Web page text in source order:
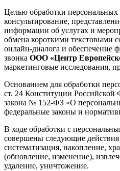
Целью обработки
консультирование,
информации об услугах и
обмена короткими текстовыми
онлайн-диалога и обеспечение
звонка ООО «Центр
маркетинговые исследования,
Основанием для обработки
ст. 24 Конституции Российской
закона № 152-ФЗ «О
федеральные законы и
В ходе обработки с
совершены следующие действия
систематизация, накопление,
(обновление, изменение),
удаление, уничтожение.